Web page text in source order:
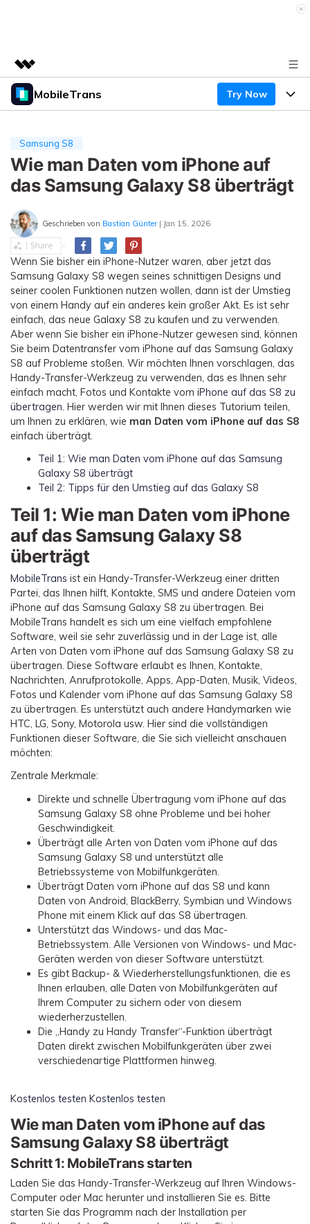
Top-Produkte
Dienstprogramme
Überblick
Über uns
Shop
Support
MobileTrans Try Now
Desktop
Mobile
Funktionen
Funktionen
Lösungen
Handydatenübertragung
Handy-Backup & Wiederherstellung
WhatsApp Manager
Übertragung anderer Apps
WEITERE THEMEN ERKUNDEN
Preise
Preise für Windows
Preise für Mac
Preise für die App
Geschäftsplan
Bildungsplan
Lernen & Unterstützung
Wettbewerbe & Events
Lernen
Hilfe erhalten
Suche
Herunterladen
Samsung S8
Wie man Daten vom iPhone auf
das Samsung Galaxy S8 überträgt
Geschrieben von Bastian Günter | Jan 15, 2026
Wenn Sie bisher ein iPhone-Nutzer waren, aber jetzt das
Samsung Galaxy S8 wegen seines schnittigen Designs und
seiner coolen Funktionen nutzen wollen, dann ist der Umstieg
von einem Handy auf ein anderes kein großer Akt. Es ist sehr
einfach, das neue Galaxy S8 zu kaufen und zu verwenden.
Aber wenn Sie bisher ein iPhone-Nutzer gewesen sind, können
Sie beim Datentransfer vom iPhone auf das Samsung Galaxy
S8 auf Probleme stoßen. Wir möchten Ihnen vorschlagen, das
Handy-Transfer-Werkzeug zu verwenden, das es Ihnen sehr
einfach macht, Fotos und Kontakte vom iPhone auf das S8 zu
übertragen. Hier werden wir mit Ihnen dieses Tutorium teilen,
um Ihnen zu erklären, wie man Daten vom iPhone auf das S8
einfach überträgt.
Teil 1: Wie man Daten vom iPhone auf das Samsung
Galaxy S8 überträgt
Teil 2: Tipps für den Umstieg auf das Galaxy S8
Teil 1: Wie man Daten vom iPhone
auf das Samsung Galaxy S8
überträgt
MobileTrans ist ein Handy-Transfer-Werkzeug einer dritten
Partei, das Ihnen hilft, Kontakte, SMS und andere Dateien vom
iPhone auf das Samsung Galaxy S8 zu übertragen. Bei
MobileTrans handelt es sich um eine vielfach empfohlene
Software, weil sie sehr zuverlässig und in der Lage ist, alle
Arten von Daten vom iPhone auf das Samsung Galaxy S8 zu
übertragen. Diese Software erlaubt es Ihnen, Kontakte,
Nachrichten, Anrufprotokolle, Apps, App-Daten, Musik, Videos,
Fotos und Kalender vom iPhone auf das Samsung Galaxy S8
zu übertragen. Es unterstützt auch andere Handymarken wie
HTC, LG, Sony, Motorola usw. Hier sind die vollständigen
Funktionen dieser Software, die Sie sich vielleicht anschauen
möchten:
Zentrale Merkmale:
Direkte und schnelle Übertragung vom iPhone auf das
Samsung Galaxy S8 ohne Probleme und bei hoher
Geschwindigkeit.
Überträgt alle Arten von Daten vom iPhone auf das
Samsung Galaxy S8 und unterstützt alle
Betriebssysteme von Mobilfunkgeräten.
Überträgt Daten vom iPhone auf das S8 und kann
Daten von Android, BlackBerry, Symbian und Windows
Phone mit einem Klick auf das S8 übertragen.
Unterstützt das Windows- und das Mac-
Betriebssystem. Alle Versionen von Windows- und Mac-
Geräten werden von dieser Software unterstützt.
Es gibt Backup- & Wiederherstellungsfunktionen, die es
Ihnen erlauben, alle Daten von Mobilfunkgeräten auf
Ihrem Computer zu sichern oder von diesem
wiederherzustellen.
Die „Handy zu Handy Transfer“-Funktion überträgt
Daten direkt zwischen Mobilfunkgeräten über zwei
verschiedenartige Plattformen hinweg.
Kostenlos testen Kostenlos testen
Wie man Daten vom iPhone auf das
Samsung Galaxy S8 überträgt
Schritt 1: MobileTrans starten
Laden Sie das Handy-Transfer-Werkzeug auf Ihren Windows-
Computer oder Mac herunter und installieren Sie es. Bitte
starten Sie das Programm nach der Installation per